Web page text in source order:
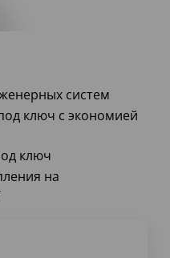
систем
ключ с экономией
ключ
на